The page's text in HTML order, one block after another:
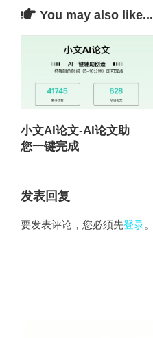
You may also like...
小文AI论文-AI论文助
您一键完成
发表回复
要发表评论，您必须先登录。